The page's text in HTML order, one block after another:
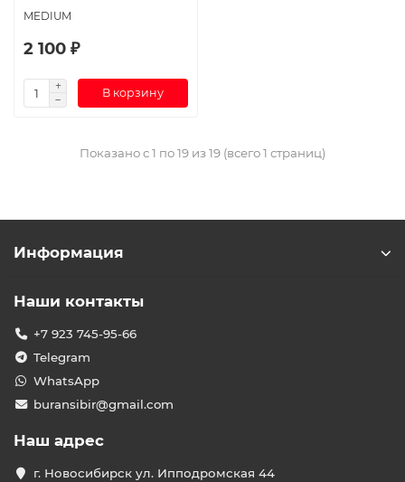
MEDIUM
2 100 ₽
В корзину
Показано с 1 по 19 из 19 (всего 1 страниц)
Информация
Наши контакты
+7 923 745-95-66
Telegram
WhatsApp
buransibir@gmail.com
Наш адрес
г. Новосибирск ул. Ипподромская 44